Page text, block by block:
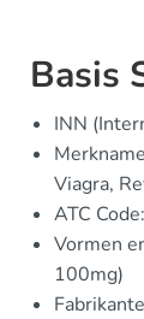
Basis
INN
Viagra,
ATC
Vormen
100mg)